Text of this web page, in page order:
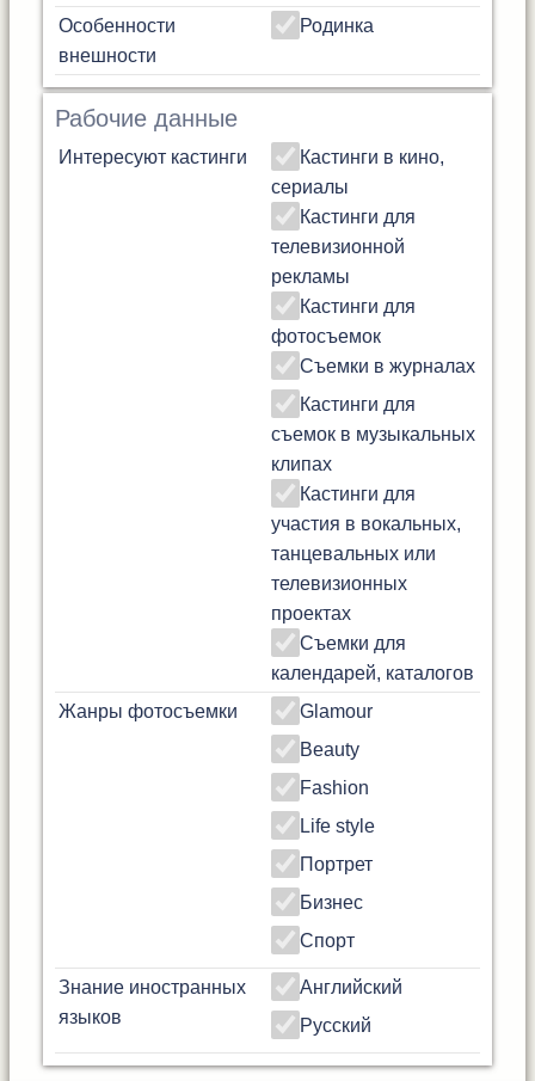
Особенности
внешности
Родинка
Рабочие данные
Интересуют кастинги
Кастинги в кино,
сериалы
Кастинги для
телевизионной
рекламы
Кастинги для
фотосъемок
Съемки в журналах
Кастинги для
съемок в музыкальных
клипах
Кастинги для
участия в вокальных,
танцевальных или
телевизионных
проектах
Съемки для
календарей, каталогов
Жанры фотосъемки
Glamour
Beauty
Fashion
Life style
Портрет
Бизнес
Спорт
Знание иностранных
языков
Английский
Русский